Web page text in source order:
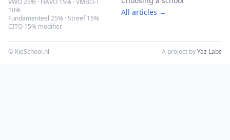
VWO 25% · HAVO 15% · VMBO-T
10%
Fundamenteel 25% · Streef 15%
CITO 15% modifier
All articles →
© KieSchool.nl A project byYaz Labs